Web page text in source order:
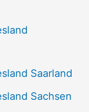
Saarland
Sachsen